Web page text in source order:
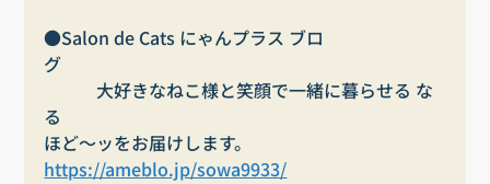
●Salon de Cats にゃんプラス ブロ
グ
大好きなねこ様と笑顔で一緒に暮らせる な
る
ほど～ッをお届けします。
https://ameblo.jp/sowa9933/